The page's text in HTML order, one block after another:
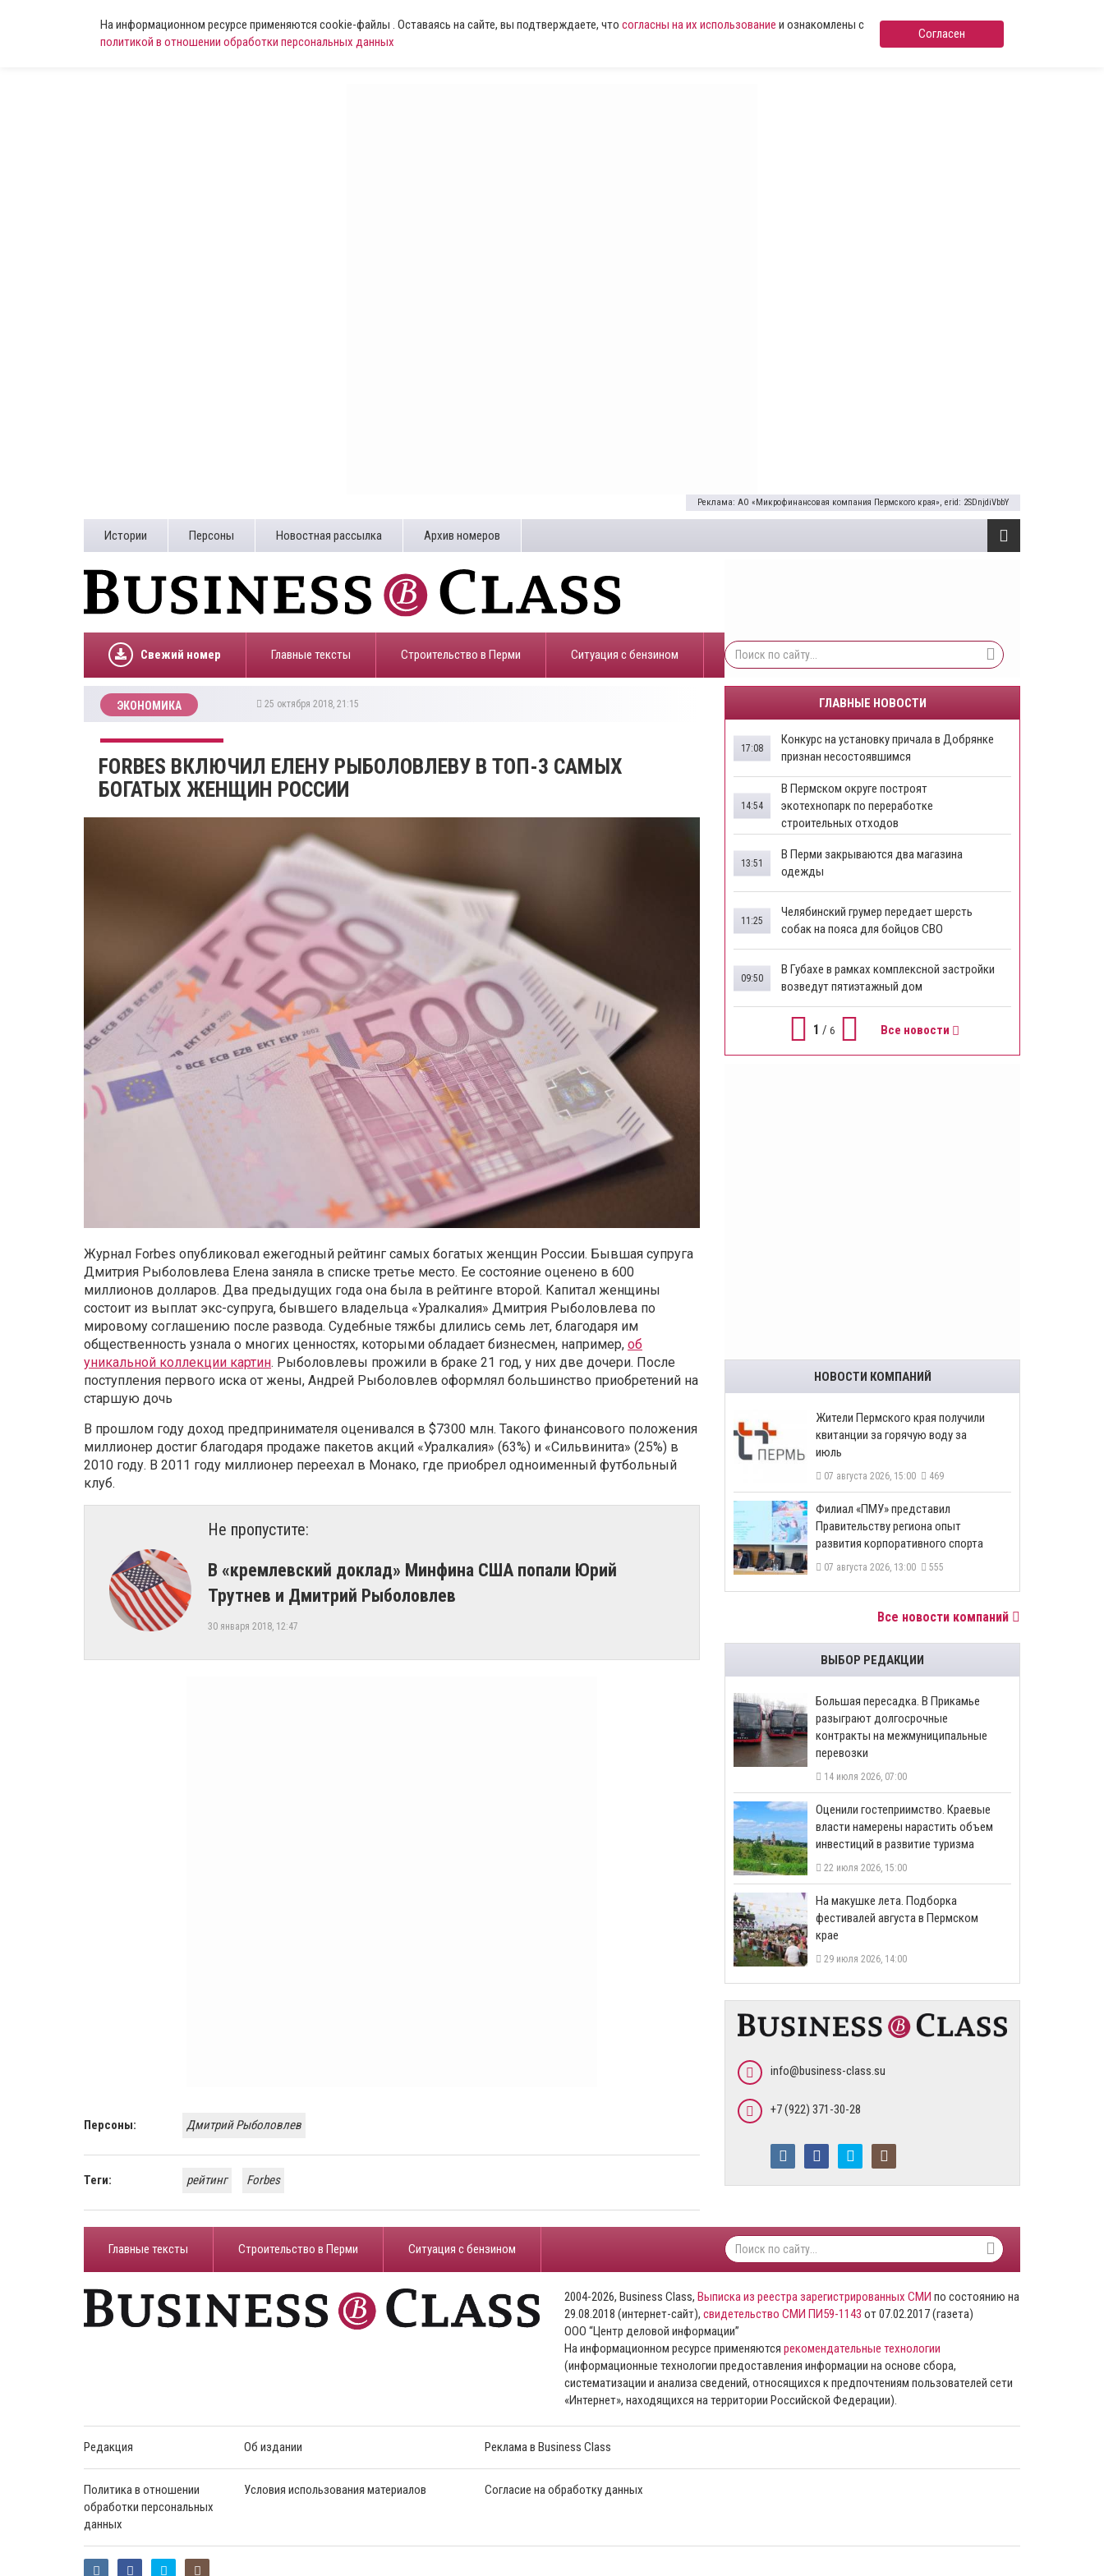
На информационном ресурсе применяются cookie-файлы . Оставаясь на сайте, вы подтверждаете, что согласны на их использование и ознакомлены с
политикой в отношении обработки персональных данных
Согласен
Реклама: АО «Микрофинансовая компания Пермского края», erid: 2SDnjdiVbbY
Истории Персоны Новостная рассылка Архив номеров
Свежий номер Главные тексты Строительство в Перми ​Ситуация с бензином
ЭКОНОМИКА 25 октября 2018, 21:15
FORBES ВКЛЮЧИЛ ЕЛЕНУ РЫБОЛОВЛЕВУ В ТОП-3 САМЫХ
БОГАТЫХ ЖЕНЩИН РОССИИ
Журнал Forbes опубликовал ежегодный рейтинг самых богатых женщин России. Бывшая супруга
Дмитрия Рыболовлева Елена заняла в списке третье место. Ее состояние оценено в 600
миллионов долларов. Два предыдущих года она была в рейтинге второй. Капитал женщины
состоит из выплат экс-супруга, бывшего владельца «Уралкалия» Дмитрия Рыболовлева по
мировому соглашению после развода. Судебные тяжбы длились семь лет, благодаря им
общественность узнала о многих ценностях, которыми обладает бизнесмен, например, об
уникальной коллекции картин. Рыболовлевы прожили в браке 21 год, у них две дочери. После
поступления первого иска от жены, Андрей Рыболовлев оформлял большинство приобретений на
старшую дочь
В прошлом году доход предпринимателя оценивался в $7300 млн. Такого финансового положения
миллионер достиг благодаря продаже пакетов акций «Уралкалия» (63%) и «Сильвинита» (25%) в
2010 году. В 2011 году миллионер переехал в Монако, где приобрел одноименный футбольный
клуб.
Не пропустите:
В «кремлевский доклад» Минфина США попали Юрий
Трутнев и Дмитрий Рыболовлев
30 января 2018, 12:47
Персоны: Дмитрий Рыболовлев
Теги: рейтинг Forbes
ГЛАВНЫЕ НОВОСТИ
Конкурс на установку причала в Добрянке
признан несостоявшимся
17:08
В Пермском округе построят
экотехнопарк по переработке
строительных отходов
14:54
В Перми закрываются два магазина
одежды
13:51
Челябинский грумер передает шерсть
собак на пояса для бойцов СВО
11:25
В Губахе в рамках комплексной застройки
возведут пятиэтажный дом
09:50
1 / 6 Все новости
НОВОСТИ КОМПАНИЙ
​Жители Пермского края получили
квитанции за горячую воду за
июль
07 августа 2026, 15:00 469
​Филиал «ПМУ» представил
Правительству региона опыт
развития корпоративного спорта
07 августа 2026, 13:00 555
Все новости компаний
ВЫБОР РЕДАКЦИИ
Большая пересадка. В Прикамье
разыграют долгосрочные
контракты на межмуниципальные
перевозки
14 июля 2026, 07:00
Оценили гостеприимство. Краевые
власти намерены нарастить объем
инвестиций в развитие туризма
22 июля 2026, 15:00
На макушке лета. Подборка
фестивалей августа в Пермском
крае
29 июля 2026, 14:00
info@business-class.su
+7 (922) 371-30-28
Главные тексты Строительство в Перми ​Ситуация с бензином
2004-2026, Business Class, Выписка из реестра зарегистрированных СМИ по состоянию на
29.08.2018 (интернет-сайт), свидетельство СМИ ПИ59-1143 от 07.02.2017 (газета)
ООО “Центр деловой информации”
На информационном ресурсе применяются рекомендательные технологии
(информационные технологии предоставления информации на основе сбора,
систематизации и анализа сведений, относящихся к предпочтениям пользователей сети
«Интернет», находящихся на территории Российской Федерации).
Редакция Об издании Реклама в Business Class
Политика в отношении
обработки персональных
данных
Условия использования материалов Согласие на обработку данных